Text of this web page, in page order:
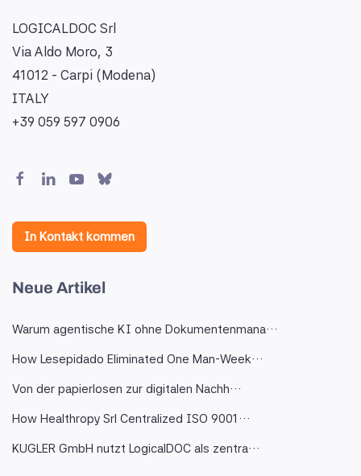
LOGICALDOC Srl
Via Aldo Moro, 3
41012 - Carpi (Modena)
ITALY
+39 059 597 0906
In Kontakt kommen
Neue Artikel
Warum agentische KI ohne Dokumentenmana…
How Lesepidado Eliminated One Man-Week…
Von der papierlosen zur digitalen Nachh…
How Healthropy Srl Centralized ISO 9001…
KUGLER GmbH nutzt LogicalDOC als zentra…